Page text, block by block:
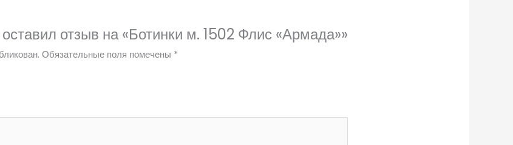
отзыв на «Ботинки м. 1502 Флис «Армада»»
Обязательные поля помечены *